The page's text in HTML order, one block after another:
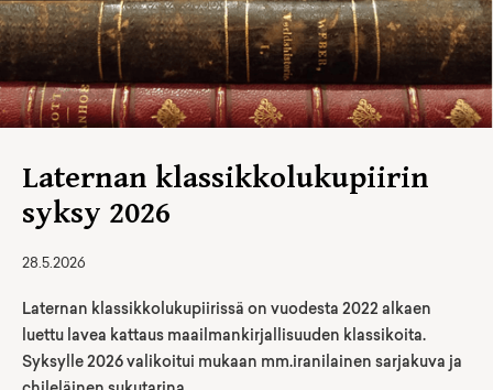
Laternan klassikkolukupiirin
syksy 2026
28.5.2026
Laternan klassikkolukupiirissä on vuodesta 2022 alkaen
luettu lavea kattaus maailmankirjallisuuden klassikoita.
Syksylle 2026 valikoitui mukaan mm.iranilainen sarjakuva ja